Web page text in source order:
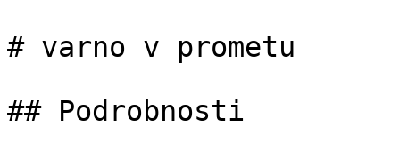
# varno v prometu
## Podrobnosti